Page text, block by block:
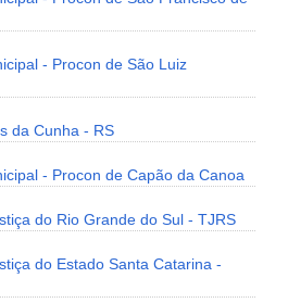
- Procon de São Luiz
da Cunha - RS
- Procon de Capão da Canoa
do Rio Grande do Sul - TJRS
do Estado Santa Catarina -